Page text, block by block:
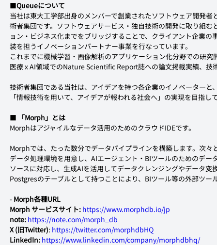
■Queueについて
当社は東大工学部出身のメンバーで創業されたソフトウェア開発
術者集団です。ソフトウェアサービス・独自技術の開発に取り組
ョン・ビジネス化までをブリッジすることで、クライアント企業
装を担うイノベーションパートナー事業を行なっています。
これまでに機械学習・画像解析のアプリケーション化分野での研
医療 x AI領域でのNature Scientific Report誌への論文掲載実績、技
技術者集団である当社は、アイデアを持つ各企業のイノベーター
「情報技術を用いて、アイデアが報われる社会へ」の実現を目指し
■
「Morph」とは
Morphはアジャイルなデータ活用のためのクラウドIDEです。
Morphでは、たった数分でデータパイプラインを構築します。次
データ処理環境を用意し、AIエージェント・BIツールのためのデ
ソースに対応し、生成AIを活用してデータクレンジングやデータ
Postgresのテーブルとして持つことにより、BIツール等の外部ツー
- Morph各種URL
Morph サービスサイト: https://www.morphdb.io/jp
note: https://note.com/morph_db
X (旧Twitter): https://twitter.com/morphdbHQ
LinkedIn: https://www.linkedin.com/company/morphdbhq/